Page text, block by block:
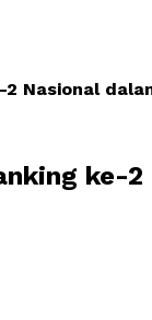
Nasional
ke-